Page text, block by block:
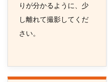
りが分かるように、少
し離れて撮影してくだ
さい。